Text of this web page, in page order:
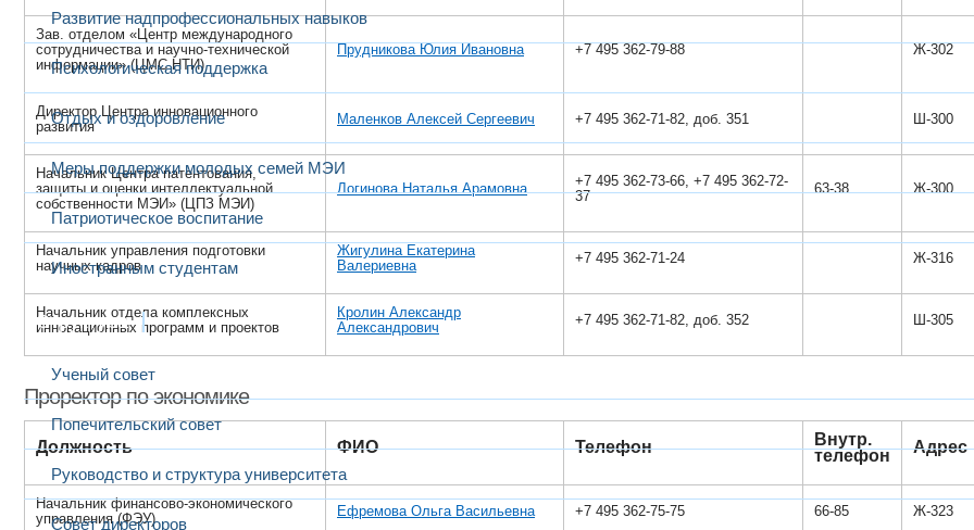
Развитие надпрофессиональных навыков
Психологическая поддержка
Отдых и оздоровление
Меры поддержки молодых семей МЭИ
Патриотическое воспитание
Иностранным студентам
Структура
Ученый совет
Попечительский совет
Руководство и структура университета
Совет директоров
Зав. отделом «Центр международного
сотрудничества и научно-технической
информации» (ЦМС НТИ)
Прудникова Юлия Ивановна +7 495 362-79-88 Ж-302
Директор Центра инновационного
развития
Маленков Алексей Сергеевич +7 495 362-71-82, доб. 351 Ш-300
Начальник Центра патентования,
защиты и оценки интеллектуальной
собственности МЭИ» (ЦПЗ МЭИ)
Логинова Наталья Арамовна
+7 495 362-73-66, +7 495 362-72-
37
63-38 Ж-300
Начальник управления подготовки
научных кадров
Жигулина Екатерина
Валериевна
+7 495 362-71-24 Ж-316
Начальник отдела комплексных
инновационных программ и проектов
Кролин Александр
Александрович
+7 495 362-71-82, доб. 352 Ш-305
Проректор по экономике
Должность ФИО Телефон
Внутр.
телефон
Адрес
Начальник финансово-экономического
управления (ФЭУ)
Ефремова Ольга Васильевна +7 495 362-75-75 66-85 Ж-323